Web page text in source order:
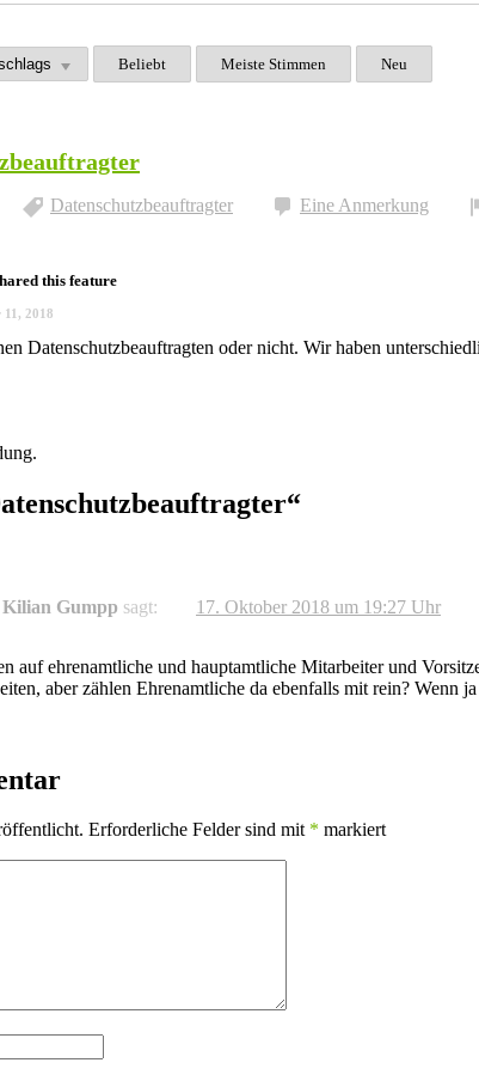
Beliebt Meiste Stimmen Neu
Datenschutzbeauftragter Eine Anmerkung
this feature
2018
Datenschutzbeauftragten oder nicht. Wir haben
Kilian Gumpp sagt: 17. Oktober 2018 um 19:27 Uhr
auf ehrenamtliche und hauptamtliche Mitarbeiter und
aber zählen Ehrenamtliche da ebenfalls mit rein? Wenn
Erforderliche Felder sind mit * markiert